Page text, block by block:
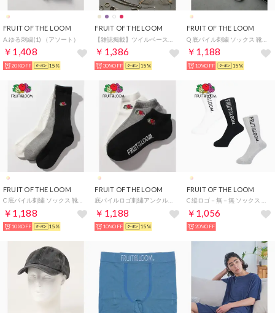
FRUIT OF THE LOOM
A.ゆる刺繍(1) （アソート）
￥1,408
20%OFF 15%
FRUIT OF THE LOOM
￥1,386
30%OFF 15%
FRUIT OF THE LOOM
Q 底パイル刺繍 ソックス 靴下 （マルチ）
￥1,188
10%OFF 15%
FRUIT OF THE LOOM
￥1,188
10%OFF 15%
FRUIT OF THE LOOM
￥1,188
10%OFF 15%
FRUIT OF THE LOOM
￥1,056
20%OFF